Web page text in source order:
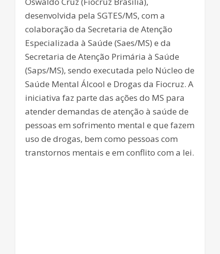
desenvolvida pela SGTES/MS, com a
colaboração da Secretaria de Atenção
Especializada à Saúde (Saes/MS) e da
Secretaria de Atenção Primária à Saúde
(Saps/MS), sendo executada pelo Núcleo de
Saúde Mental Álcool e Drogas da Fiocruz. A
iniciativa faz parte das ações do MS para
atender demandas de atenção à saúde de
pessoas em sofrimento mental e que fazem
uso de drogas, bem como pessoas com
transtornos mentais e em conflito com a lei.